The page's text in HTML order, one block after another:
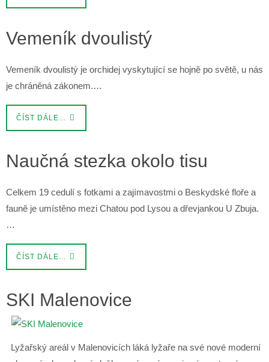
Vemeník dvoulistý
Vemeník dvoulistý je orchidej vyskytující se hojně po světě, u nás
je chráněná zákonem.…
ČÍST DÁLE…
Naučná stezka okolo tisu
Celkem 19 cedulí s fotkami a zajímavostmi o Beskydské floře a
fauně je umístěno mezi Chatou pod Lysou a dřevjankou U Zbuja.
…
ČÍST DÁLE…
SKI Malenovice
Lyžařský areál v Malenovicích láká lyžaře na své nové moderní